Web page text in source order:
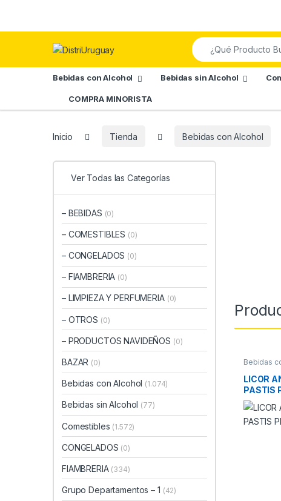
Search for:
Bebidas con Alcohol Bebidas sin Alcohol
COMPRA MINORISTA
Inicio Tienda Bebidas con Alcohol
Bebidas
LICOR
PASTIS
Ver Todas las Categorías
– BEBIDAS (0)
– COMESTIBLES (0)
– CONGELADOS (0)
– FIAMBRERIA (0)
– LIMPIEZA Y PERFUMERIA (0)
– OTROS (0)
– PRODUCTOS NAVIDEÑOS (0)
BAZAR (0)
Bebidas con Alcohol (1.074)
Bebidas sin Alcohol (77)
Comestibles (1.572)
CONGELADOS (0)
FIAMBRERIA (334)
Grupo Departamentos – 1 (42)